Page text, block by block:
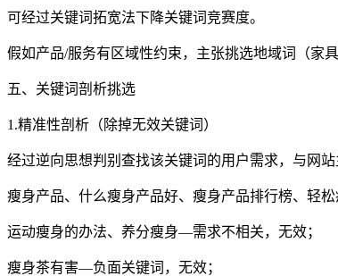
可经过关键词拓宽法下降关键词竞赛度。
假如产品/服务有区域性约束，主张挑选地域词（家
五、关键词剖析挑选
1.精准性剖析（除掉无效关键词）
经过逆向思想判别查找该关键词的用户需求，与网
瘦身产品、什么瘦身产品好、瘦身产品排行榜、轻
运动瘦身的办法、养分瘦身—需求不相关，无效；
瘦身茶有害—负面关键词，无效；